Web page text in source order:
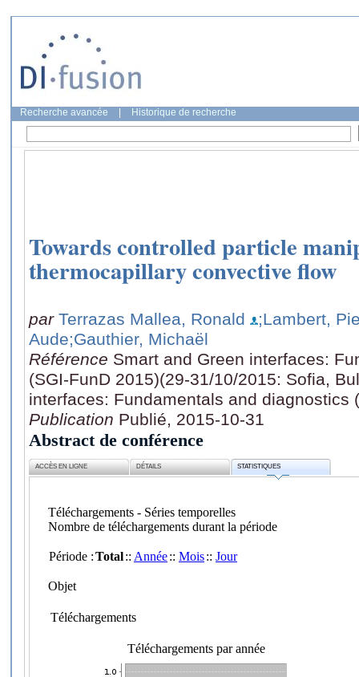
Recherche avancée Historique de recherche
Towards controlled particle
thermocapillary convective flow
par Terrazas Mallea, Ronald
;Lambert,
Aude;Gauthier, Michaël
Référence Smart and Green interfaces:
(SGI-FunD 2015)(29-31/10/2015: Sofia,
interfaces: Fundamentals and diagnostics
Publication Publié, 2015-10-31
Abstract de conférence
ACCÈS EN LIGNE DÉTAILS STATISTIQUES